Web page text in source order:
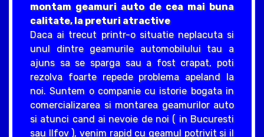
montam geamuri auto de cea mai buna
calitate, la preturi atractive
Daca ai trecut printr-o situatie neplacuta si
unul dintre geamurile automobilului tau a
ajuns sa se sparga sau a fost crapat, poti
rezolva foarte repede problema apeland la
noi. Suntem o companie cu istorie bogata in
comercializarea si montarea geamurilor auto
si atunci cand ai nevoie de noi ( in Bucuresti
sau Ilfov ), venim rapid cu geamul potrivit si il